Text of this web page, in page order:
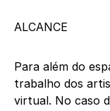
ALCANCE
Para além do
trabalho dos
virtual. No caso